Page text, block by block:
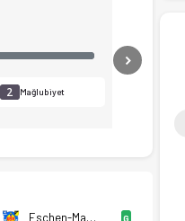
2 Mağlubiyet
Next
Eschen-Mauren G